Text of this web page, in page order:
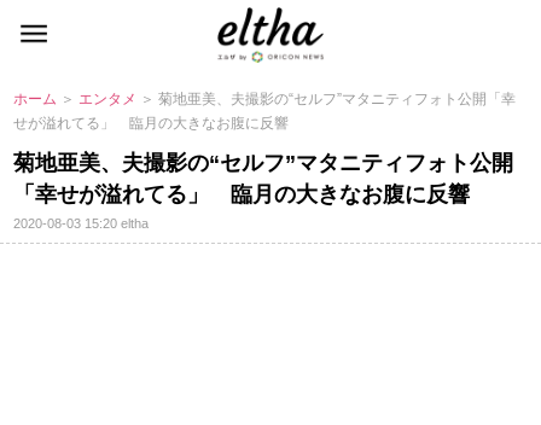
ホーム ＞ エンタメ ＞ 菊地亜美、夫撮影の“セルフ”マタニティフォト公開「幸
せが溢れてる」 臨月の大きなお腹に反響
菊地亜美、夫撮影の“セルフ”マタニティフォト公開
「幸せが溢れてる」 臨月の大きなお腹に反響
2020-08-03 15:20eltha